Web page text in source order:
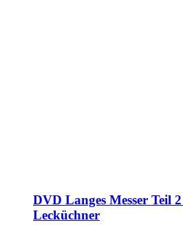
DVD Langes Messer Teil
Lecküchner